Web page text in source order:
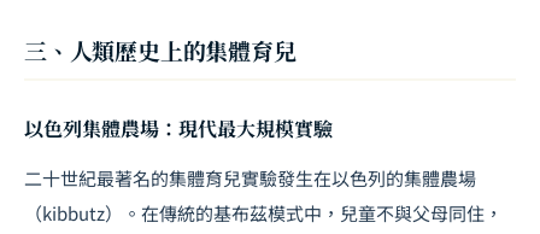
三、人類歷史上的集體育兒
以色列集體農場：現代最大規模實驗
二十世紀最著名的集體育兒實驗發生在以色列的集體農場
（kibbutz）。在傳統的基布茲模式中，兒童不與父母同住，